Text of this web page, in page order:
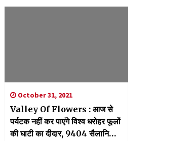
October 31, 2021
Valley Of Flowers : आज से
पर्यटक नहीं कर पाएंगे विश्व धरोहर फूलों
की घाटी का दीदार, 9404 सैलानियों ने